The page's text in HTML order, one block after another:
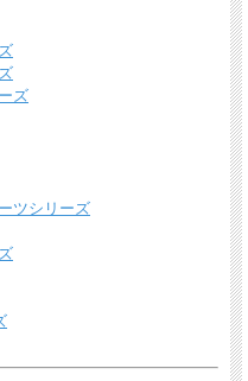
・濃茶・赤・青・緑・黒）
類×６色)はこちら
ズ
ツシリーズ